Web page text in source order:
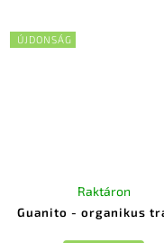
ÚJDONSÁG
Guanito - organikus
Raktáron